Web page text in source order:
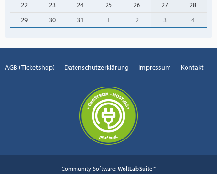
22
23 24 25 26 27
28
29
30 31 1 2 3 4
AGB (Ticketshop) Datenschutzerklärung Impressum Kontakt
Community-Software: WoltLab Suite™